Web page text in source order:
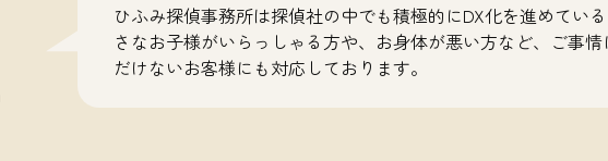
ひふみ探偵事務所は探偵社の中でも積極的にDX化を進めてい
さなお子様がいらっしゃる方や、お身体が悪い方など、ご事
だけないお客様にも対応しております。